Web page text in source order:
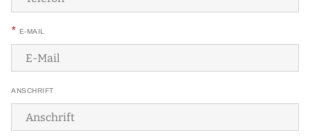
* E-MAIL
ANSCHRIFT